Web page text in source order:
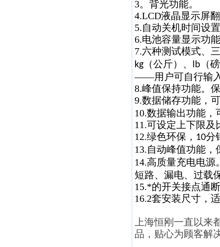
3。背光功能。
4.LCD液晶显示屏
5.自动关机时间设
6.电池容量显示功
7.六种测试模式、
kg （公斤）、 lb （
——用户可自行输
8.峰值保持功能。
9.数据储存功能，
10.数据输出功能
11.可设定上下限
12.绿色环保， 10分
13.自动峰值功能，
14.高质量充电电源
短路、漏电、过载
15.*的开关接点通
16.2套安装尺寸，
上海恒刚一直以
品，贴心为顾客解